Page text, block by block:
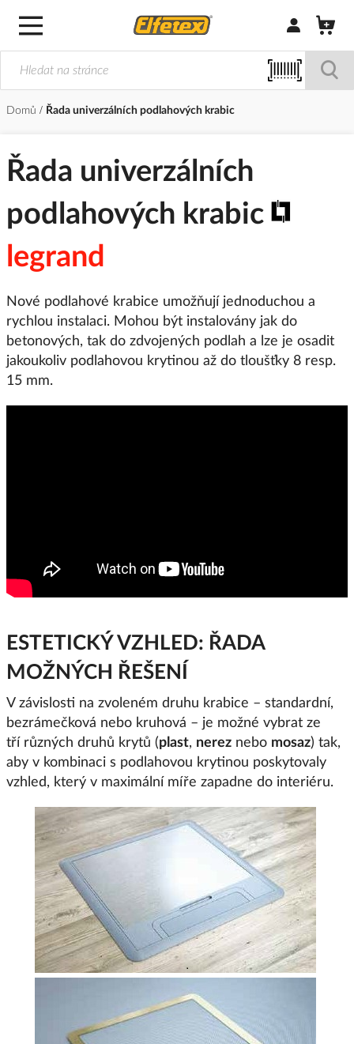
Přihlásit/
Domů Řada univerzálních podlahových krabic
Řada univerzálních
podlahových krabic
legrand
Nové podlahové krabice umožňují jednoduchou a
rychlou instalaci. Mohou být instalovány jak do
betonových, tak do zdvojených podlah a lze je osadit
jakoukoliv podlahovou krytinou až do tloušťky 8 resp.
15 mm.
ESTETICKÝ VZHLED: ŘADA
MOŽNÝCH ŘEŠENÍ
V závislosti na zvoleném druhu krabice – standardní,
bezrámečková nebo kruhová – je možné vybrat ze
tří různých druhů krytů (plast, nerez nebo mosaz) tak,
aby v kombinaci s podlahovou krytinou poskytovaly
vzhled, který v maximální míře zapadne do interiéru.